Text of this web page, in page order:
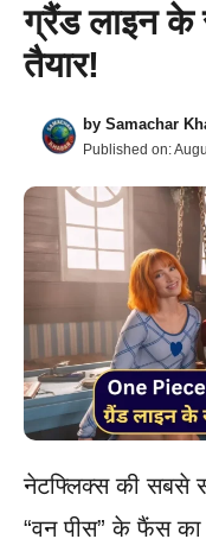
ग्रैंड लाइन के
तैयार!
by Samachar
Published on:
नेटफ्लिक्स की सबसे
“वन पीस” के फैंस का